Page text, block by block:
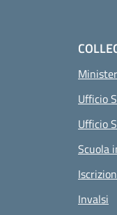
Ufficio
Ufficio
Scuola
Invalsi